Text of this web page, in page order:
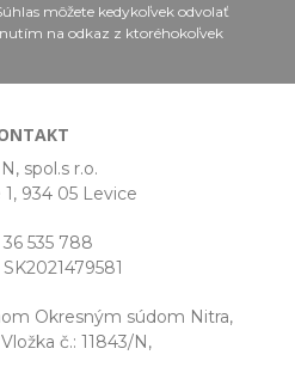
môžete kedykoľvek odvolať
na odkaz z ktoréhokoľvek
spol.s r.o.
934 05 Levice
36 535 788
Okresným súdom Nitra,
č.: 11843/N,